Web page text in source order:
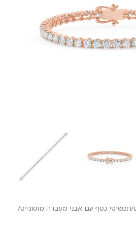
/תכשיטי כסף עם אבני מעבדה מוסונייט/